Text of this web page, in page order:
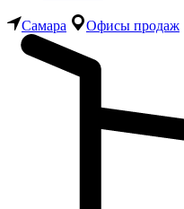
Самара Офисы продаж